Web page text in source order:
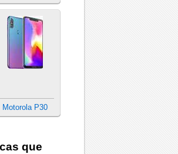
Motorola P30
que